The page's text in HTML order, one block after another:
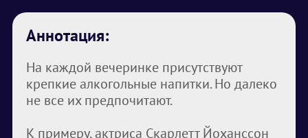
Аннотация:
На каждой вечеринке присутствуют
крепкие алкогольные напитки. Но далеко
не все их предпочитают.
К примеру, актриса Скарлетт Йоханссон